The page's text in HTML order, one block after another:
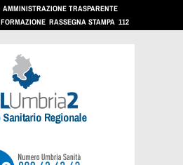
AMMINISTRAZIONE TRASPARENTE
FORMAZIONE RASSEGNA STAMPA 112